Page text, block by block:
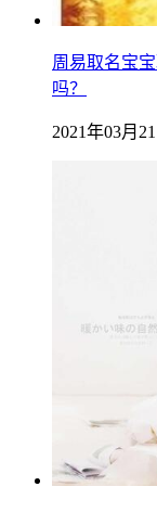
周易取名宝
吗？
2021年03月21